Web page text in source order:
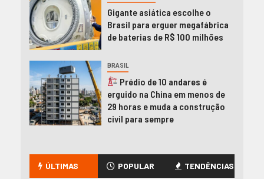
Gigante asiática escolhe o
Brasil para erguer megafábrica
de baterias de R$ 100 milhões
BRASIL
Prédio de 10 andares é
erguido na China em menos de
29 horas e muda a construção
civil para sempre
ÚLTIMAS POPULAR TENDÊNCIAS